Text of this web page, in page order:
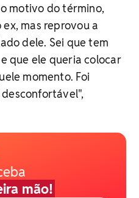
motivo do término,
mas reprovou a
dele. Sei que tem
que ele queria colocar
momento. Foi
mão!